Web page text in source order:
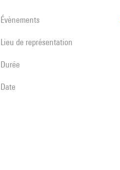
évènements
Lieu de représentation
durée
date